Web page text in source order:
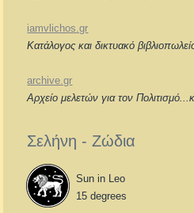
iamvlichos.gr
Κατάλογος και δικτυακό
archive.gr
Αρχείο μελετών για τον
Σελήνη - Ζώδια
Sun in Leo
15 degrees